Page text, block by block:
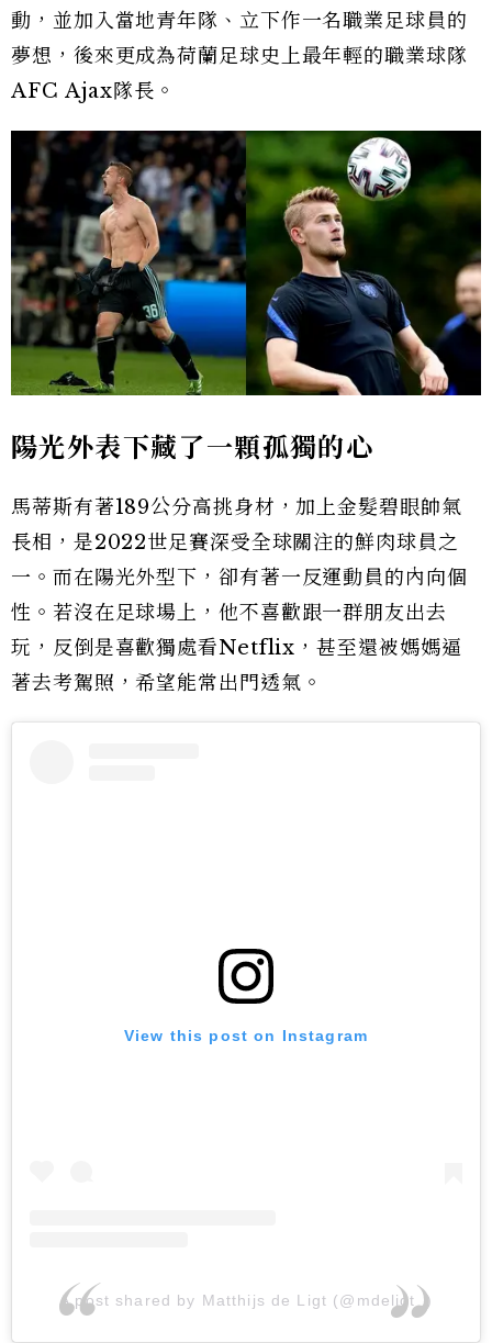
動，並加入當地青年隊、立下作一名職業足球員的
夢想，後來更成為荷蘭足球史上最年輕的職業球隊
AFC Ajax隊長。
陽光外表下藏了一顆孤獨的心
馬蒂斯有著189公分高挑身材，加上金髮碧眼帥氣
長相，是2022世足賽深受全球關注的鮮肉球員之
一。而在陽光外型下，卻有著一反運動員的內向個
性。若沒在足球場上，他不喜歡跟一群朋友出去
玩，反倒是喜歡獨處看Netflix，甚至還被媽媽逼
著去考駕照，希望能常出門透氣。
View this post on Instagram
A post shared by Matthijs de Ligt (@mdeligt_)